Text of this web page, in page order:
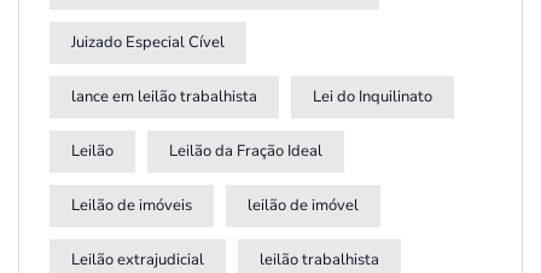
Juizado Especial Cível
lance em leilão trabalhista Lei do Inquilinato
Leilão Leilão da Fração Ideal
Leilão de imóveis leilão de imóvel
Leilão extrajudicial leilão trabalhista